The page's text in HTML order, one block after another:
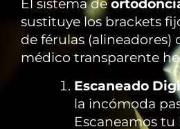
El sistema de
sustituye los brackets
de férulas (alineadores)
médico transparente
Escaneado
la incómoda
Escaneamos